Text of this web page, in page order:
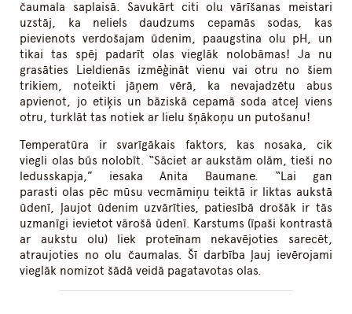
čaumala saplaisā. Savukārt citi olu vārīšanas meistari
uzstāj, ka neliels daudzums cepamās sodas, kas
pievienots verdošajam ūdenim, paaugstina olu pH, un
tikai tas spēj padarīt olas vieglāk nolobāmas! Ja nu
grasāties Lieldienās izmēģināt vienu vai otru no šiem
trikiem, noteikti jāņem vērā, ka nevajadzētu abus
apvienot, jo etiķis un bāziskā cepamā soda atceļ viens
otru, turklāt tas notiek ar lielu šņākoņu un putošanu!
Temperatūra ir svarīgākais faktors, kas nosaka, cik
viegli olas būs nolobīt. “Sāciet ar aukstām olām, tieši no
ledusskapja,” iesaka Anita Baumane. “Lai gan
parasti olas pēc mūsu vecmāmiņu teiktā ir liktas aukstā
ūdenī, ļaujot ūdenim uzvārīties, patiesībā drošāk ir tās
uzmanīgi ievietot vārošā ūdenī. Karstums (īpaši kontrastā
ar aukstu olu) liek proteīnam nekavējoties sarecēt,
atraujoties no olu čaumalas. Šī darbība ļauj ievērojami
vieglāk nomizot šādā veidā pagatavotas olas.